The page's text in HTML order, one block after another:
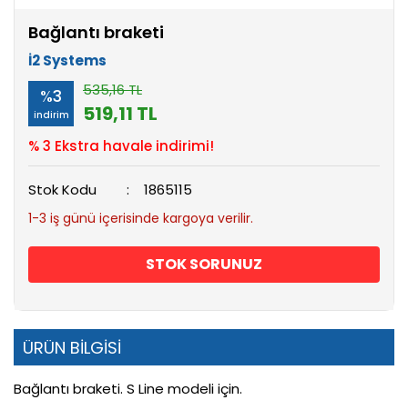
Bağlantı braketi
İ2 Systems
%3
indirim
535,16 TL
519,11 TL
% 3 Ekstra havale indirimi!
Stok Kodu 1865115
1-3 iş günü içerisinde kargoya verilir.
STOK SORUNUZ
ÜRÜN BİLGİSİ
Bağlantı braketi. S Line modeli için.